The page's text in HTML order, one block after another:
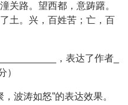
关路。望西都，意踌躇。
土。兴，百姓苦；亡，百
，表达了作者_
）
波涛如怒”的表达效果。